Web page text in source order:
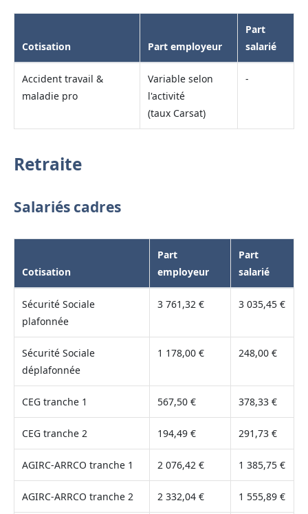
Cotisation Part employeur
Part
salarié
Accident travail &
maladie pro
Variable selon
l'activité
(taux Carsat)
-
Retraite
Salariés cadres
Cotisation
Part
employeur
Part
salarié
Sécurité Sociale
plafonnée
3 761,32 € 3 035,45 €
Sécurité Sociale
déplafonnée
1 178,00 € 248,00 €
CEG tranche 1 567,50 € 378,33 €
CEG tranche 2 194,49 € 291,73 €
AGIRC-ARRCO tranche 1 2 076,42 € 1 385,75 €
AGIRC-ARRCO tranche 2 2 332,04 € 1 555,89 €